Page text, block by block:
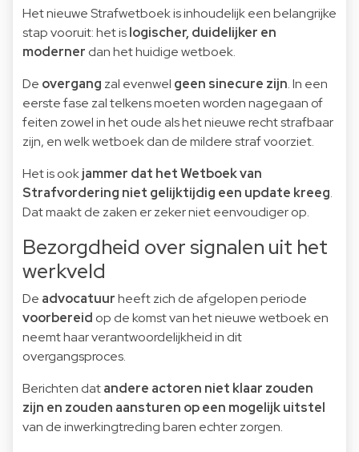
Het nieuwe Strafwetboek is inhoudelijk een belangrijke
stap vooruit: het islogischer, duidelijker en
moderner dan het huidige wetboek.
De overgang zal evenwel geen sinecure zijn. In een
eerste fase zal telkens moeten worden nagegaan of
feiten zowel in het oude als het nieuwe recht strafbaar
zijn, en welk wetboek dan de mildere straf voorziet.
Het is ookjammer dat het Wetboek van
Strafvordering niet gelijktijdig een update kreeg.
Dat maakt de zaken er zeker niet eenvoudiger op.
Bezorgdheid over signalen uit het
werkveld
De advocatuurheeft zich de afgelopen periode
voorbereid op de komst van het nieuwe wetboek en
neemt haar verantwoordelijkheid in dit
overgangsproces.
Berichten datandere actoren niet klaar zouden
zijn en zouden aansturen op een mogelijk uitstel
van de inwerkingtreding baren echter zorgen.